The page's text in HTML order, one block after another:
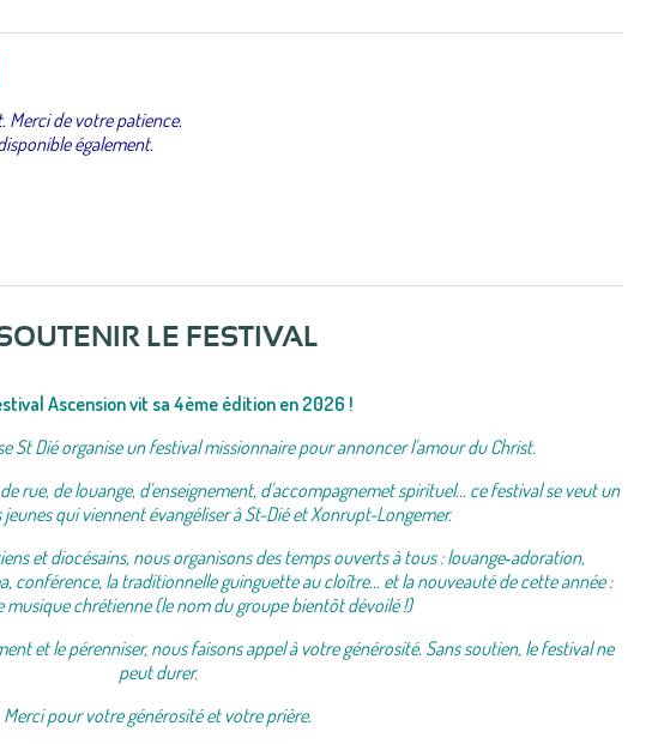
Merci de votre patience.
également.
LE FESTIVAL
Ascension vit sa 4ème édition en 2026 !
St Dié organise un festival missionnaire pour annoncer l'amour du Christ.
rue, de louange, d'enseignement, d'accompagnemet spirituel... ce festival se veut un
qui viennent évangéliser à St-Dié et Xonrupt-Longemer.
et diocésains, nous organisons des temps ouverts à tous : louange‑adoration,
conférence, la traditionnelle guinguette au cloître... et la nouveauté de cette année :
musique chrétienne (le nom du groupe bientôt dévoilé !)
et le pérenniser, nous faisons appel à votre générosité. Sans soutien, le festival ne
peut durer.
Merci pour votre générosité et votre prière.